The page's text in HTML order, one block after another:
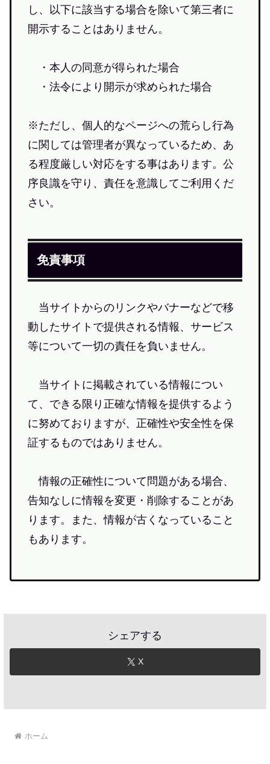
し、以下に該当する場合を除いて第三者に
開示することはありません。
・本人の同意が得られた場合
・法令により開示が求められた場合
※ただし、個人的なページへの荒らし行為
に関しては管理者が異なっているため、あ
る程度厳しい対応をする事はあります。公
序良識を守り、責任を意識してご利用くだ
さい。
免責事項
当サイトからのリンクやバナーなどで移
動したサイトで提供される情報、サービス
等について一切の責任を負いません。
当サイトに掲載されている情報につい
て、できる限り正確な情報を提供するよう
に努めておりますが、正確性や安全性を保
証するものではありません。
情報の正確性について問題がある場合、
告知なしに情報を変更・削除することがあ
ります。また、情報が古くなっていること
もあります。
シェアする
X
ホーム